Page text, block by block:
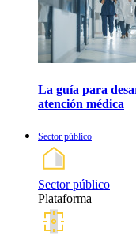
La guía para
atención médica
Sector público
Sector público
Plataforma